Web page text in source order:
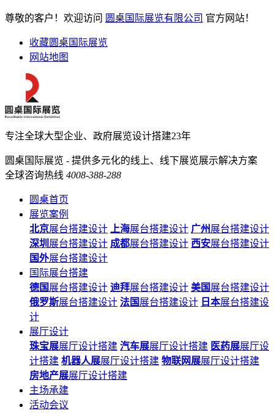
尊敬的客户！欢迎访问 圆桌国际展览有限公司 官方网站！
收藏圆桌国际展览
网站地图
专注全球大型企业、政府展览设计搭建23年
圆桌国际展览 - 提供多元化的线上、线下展览展示解决方案
全球咨询热线 4008-388-288
圆桌首页
展览案例
北京展台搭建设计 上海展台搭建设计 广州展台搭建设计
深圳 展台搭建设计 成都展台搭建设计 西安展台搭建设计
国外展台搭建设计
国际展台搭建
德国 展台搭建设计 迪拜展台搭建设计 美国 展台搭建设计
俄罗斯展台搭建设计 法国 展台搭建设计 日本展台搭建设
计
展厅设计
珠宝展展厅设计搭建 汽车展展厅设计搭建 医药展展厅设
计搭建 机器人展展厅设计搭建 物联网展展厅设计搭建
房地产展展厅设计搭建
主场承建
活动会议